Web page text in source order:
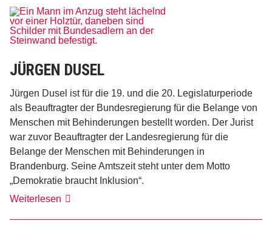
JÜRGEN DUSEL
Jürgen Dusel ist für die 19. und die 20. Legislaturperiode
als Beauftragter der Bundesregierung für die Belange von
Menschen mit Behinderungen bestellt worden. Der Jurist
war zuvor Beauftragter der Landesregierung für die
Belange der Menschen mit Behinderungen in
Brandenburg. Seine Amtszeit steht unter dem Motto
„Demokratie braucht Inklusion“.
Weiterlesen Jürgen